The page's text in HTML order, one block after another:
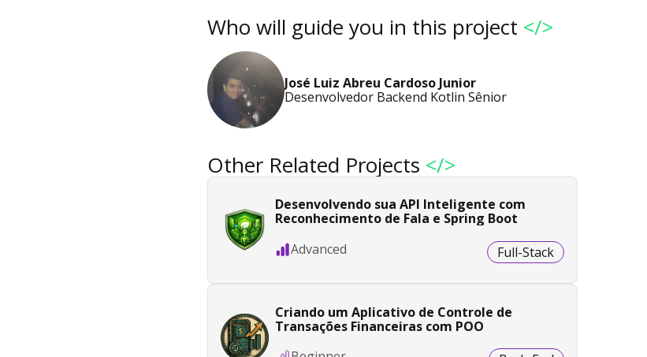
Who will guide you in this project </>
José Luiz Abreu Cardoso Junior
Desenvolvedor Backend Kotlin Sênior
Other Related Projects </>
Desenvolvendo sua API Inteligente com
Reconhecimento de Fala e Spring Boot
Advanced
Full-Stack
Criando um Aplicativo de Controle de
Transações Financeiras com POO